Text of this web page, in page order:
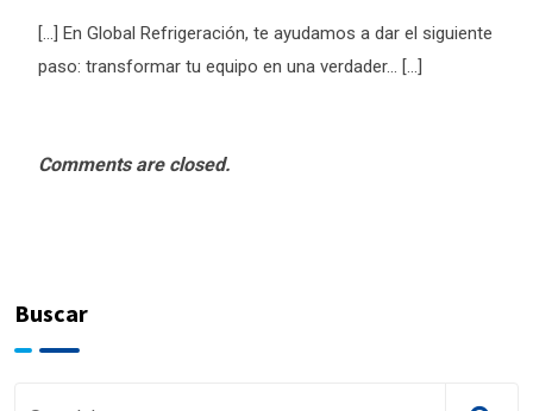
[…] En Global Refrigeración, te ayudamos a dar el siguiente
paso: transformar tu equipo en una verdader… […]
Comments are closed.
Buscar